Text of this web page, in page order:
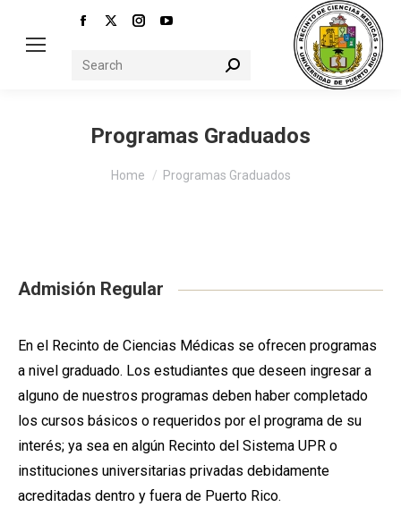
Facebook
window
X
window
Instagram
window
YouTube
window
Search:
Programas Graduados
You are here:
Home Programas Graduados
Admisión Regular
En el Recinto de Ciencias Médicas se ofrecen programas
a nivel graduado. Los estudiantes que deseen ingresar a
alguno de nuestros programas deben haber completado
los cursos básicos o requeridos por el programa de su
interés; ya sea en algún Recinto del Sistema UPR o
instituciones universitarias privadas debidamente
acreditadas dentro y fuera de Puerto Rico.